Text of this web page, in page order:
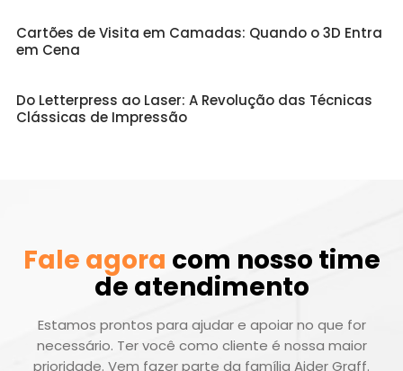
Cartões de Visita em Camadas: Quando o 3D Entra
em Cena
Do Letterpress ao Laser: A Revolução das Técnicas
Clássicas de Impressão
Fale agora com nosso time
de atendimento
Estamos prontos para ajudar e apoiar no que for
necessário. Ter você como cliente é nossa maior
prioridade. Vem fazer parte da família Aider Graff.